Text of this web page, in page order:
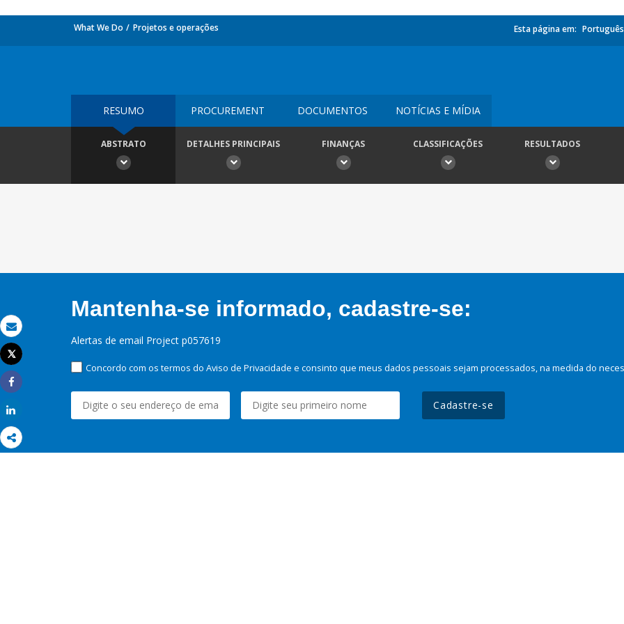
Email
Imprimir
Tweet
Share
What We Do Projetos e operações Esta página em: Português
RESUMO PROCUREMENT DOCUMENTOS NOTÍCIAS E MÍDIA
ABSTRATO DETALHES PRINCIPAIS FINANÇAS CLASSIFICAÇÕES RESULTADOS
Mantenha-se informado, cadastre-se:
Alertas de email Project p057619
Concordo com os termos do Aviso de Privacidade e consinto que meus dados pessoais sejam processados, na medida do
Cadastre-se